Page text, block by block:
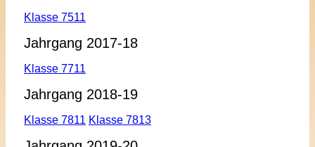
Klasse 7511
Jahrgang 2017-18
Klasse 7711
Jahrgang 2018-19
Klasse 7811 Klasse 7813